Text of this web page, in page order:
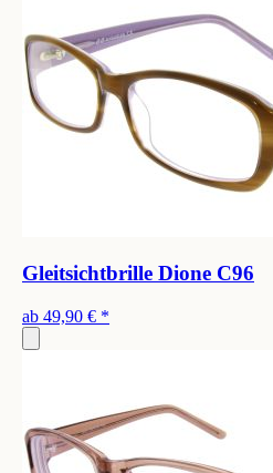
Gleitsichtbrille Dione C96
ab 49,90 € *